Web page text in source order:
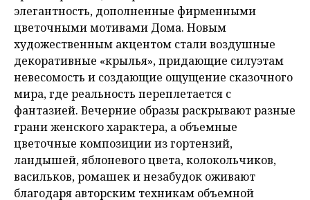
элегантность, дополненные фирменными
цветочными мотивами Дома. Новым
художественным акцентом стали воздушные
декоративные «крылья», придающие силуэтам
невесомость и создающие ощущение сказочного
мира, где реальность переплетается с
фантазией. Вечерние образы раскрывают разные
грани женского характера, а объемные
цветочные композиции из гортензий,
ландышей, яблоневого цвета, колокольчиков,
васильков, ромашек и незабудок оживают
благодаря авторским техникам объемной